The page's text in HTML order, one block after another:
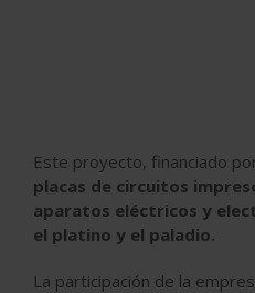
Este proyecto, financiado
placas de circuitos
aparatos eléctricos y
el platino y el paladio.
La participación de la